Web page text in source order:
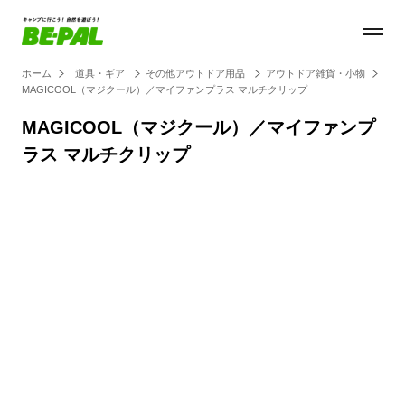
ホーム 道具・ギア その他アウトドア用品
アウトドア雑貨・小物
MAGICOOL（マジクール）／マイファンプラス マルチクリップ
MAGICOOL（マジクール）／マイファンプ
ラス マルチクリップ